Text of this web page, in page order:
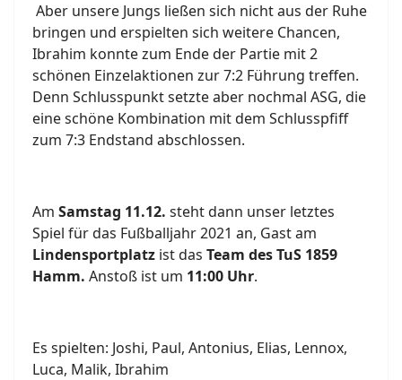
Aber unsere Jungs ließen sich nicht aus der Ruhe
bringen und erspielten sich weitere Chancen,
Ibrahim konnte zum Ende der Partie mit 2
schönen Einzelaktionen zur 7:2 Führung treffen.
Denn Schlusspunkt setzte aber nochmal ASG, die
eine schöne Kombination mit dem Schlusspfiff
zum 7:3 Endstand abschlossen.
Am Samstag 11.12. steht dann unser letztes
Spiel für das Fußballjahr 2021 an, Gast am
Lindensportplatz ist das Team des TuS 1859
Hamm. Anstoß ist um 11:00 Uhr.
Es spielten: Joshi, Paul, Antonius, Elias, Lennox,
Luca, Malik, Ibrahim